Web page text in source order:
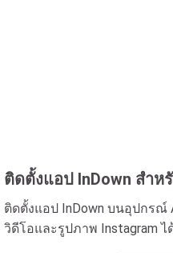
ติดตั้งแอป InDown สำห
ติดตั้งแอป InDown บนอุปกรณ์
วิดีโอและรูปภาพ Instagram ไ